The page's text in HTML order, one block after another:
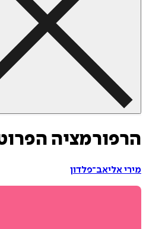
הרפורמציה
מירי אליאב־פלדון